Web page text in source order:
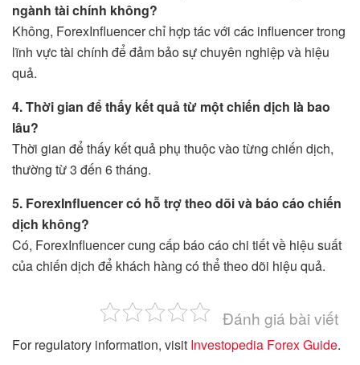
ngành tài chính không?
Không, ForexInfluencer chỉ hợp tác với các influencer trong
lĩnh vực tài chính để đảm bảo sự chuyên nghiệp và hiệu
quả.
4. Thời gian để thấy kết quả từ một chiến dịch là bao
lâu?
Thời gian để thấy kết quả phụ thuộc vào từng chiến dịch,
thường từ 3 đến 6 tháng.
5. ForexInfluencer có hỗ trợ theo dõi và báo cáo chiến
dịch không?
Có, ForexInfluencer cung cấp báo cáo chi tiết về hiệu suất
của chiến dịch để khách hàng có thể theo dõi hiệu quả.
Đánh giá bài viết
For regulatory information, visit Investopedia Forex Guide.